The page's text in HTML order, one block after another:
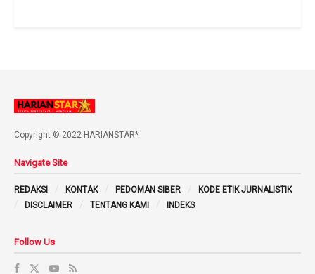
Copyright © 2022 HARIANSTAR*
Navigate Site
REDAKSI KONTAK PEDOMAN SIBER
KODE ETIK JURNALISTIK
DISCLAIMER
TENTANG KAMI INDEKS
Follow Us